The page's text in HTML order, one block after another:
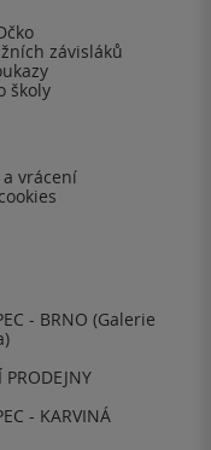
závisláků
školy
a vrácení
- BRNO (Galerie
PRODEJNY
- KARVINÁ